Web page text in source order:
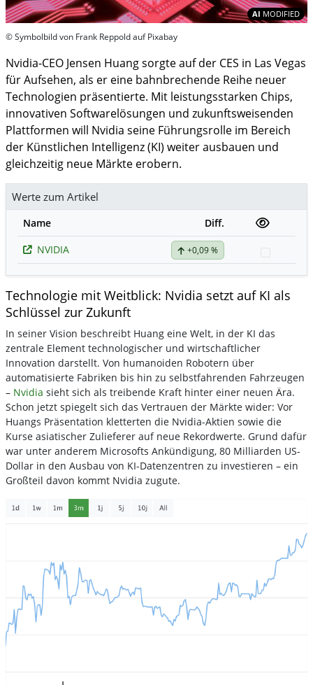
AI MODIFIED
© Symbolbild von Frank Reppold auf Pixabay
Nvidia-CEO Jensen Huang sorgte auf der CES in Las Vegas
für Aufsehen, als er eine bahnbrechende Reihe neuer
Technologien präsentierte. Mit leistungsstarken Chips,
innovativen Softwarelösungen und zukunftsweisenden
Plattformen will Nvidia seine Führungsrolle im Bereich
der Künstlichen Intelligenz (KI) weiter ausbauen und
gleichzeitig neue Märkte erobern.
Werte zum Artikel
Name
Diff.
NVIDIA
+0,09 %
Technologie mit Weitblick: Nvidia setzt auf KI als
Schlüssel zur Zukunft
In seiner Vision beschreibt Huang eine Welt, in der KI das
zentrale Element technologischer und wirtschaftlicher
Innovation darstellt. Von humanoiden Robotern über
automatisierte Fabriken bis hin zu selbstfahrenden Fahrzeugen
– Nvidia sieht sich als treibende Kraft hinter einer neuen Ära.
Schon jetzt spiegelt sich das Vertrauen der Märkte wider: Vor
Huangs Präsentation kletterten die Nvidia-Aktien sowie die
Kurse asiatischer Zulieferer auf neue Rekordwerte. Grund dafür
war unter anderem Microsofts Ankündigung, 80 Milliarden US-
Dollar in den Ausbau von KI-Datenzentren zu investieren – ein
Großteil davon kommt Nvidia zugute.